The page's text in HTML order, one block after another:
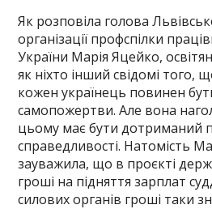
Як розповіла голова
організації профспілки
України Марія Яцейко,
як ніхто інший свідомі того,
кожен українець повинен
самопожертви. Але вона
цьому має бути дотриманий
справедливості. Натомість
зауважила, що в проєкті
гроші на підняття зарплат
силових органів гроші таки